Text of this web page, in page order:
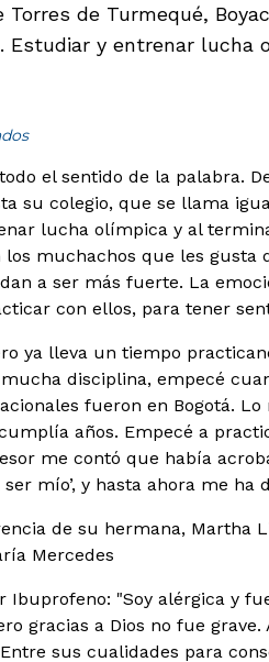
de Turmequé,
Estudiar y entrenar lucha
el sentido de la palabra.
su colegio, que se llama
lucha olímpica y al
los muchachos que les
a ser más fuerte. La
con ellos, para tener
ya lleva un tiempo
disciplina, empecé
fueron en Bogotá.
años. Empecé a
me contó que había
mío’, y hasta ahora me ha
de su hermana, Martha
Mercedes
"Soy alérgica y
gracias a Dios no fue
Entre sus cualidades para